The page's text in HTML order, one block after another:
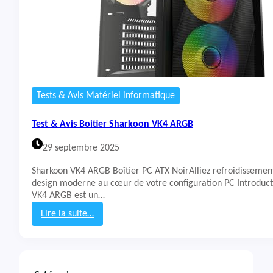
Tests & Avis Matériel informatique
Test & Avis Boitier Sharkoon VK4 ARGB
29 septembre 2025
Sharkoon VK4 ARGB Boîtier PC ATX NoirAlliez
design moderne au cœur de votre configuration PC
VK4 ARGB est un…
Lire la suite…
: